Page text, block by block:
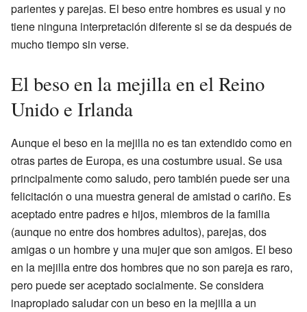
parientes y parejas. El beso entre hombres es usual y no
tiene ninguna interpretación diferente si se da después de
mucho tiempo sin verse.
El beso en la mejilla en el Reino
Unido e Irlanda
Aunque el beso en la mejilla no es tan extendido como en
otras partes de Europa, es una costumbre usual. Se usa
principalmente como saludo, pero también puede ser una
felicitación o una muestra general de amistad o cariño. Es
aceptado entre padres e hijos, miembros de la familia
(aunque no entre dos hombres adultos), parejas, dos
amigas o un hombre y una mujer que son amigos. El beso
en la mejilla entre dos hombres que no son pareja es raro,
pero puede ser aceptado socialmente. Se considera
inapropiado saludar con un beso en la mejilla a un